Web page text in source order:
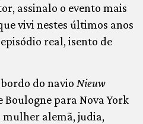
assinalo o evento mais
vivi nestes últimos anos
real, isento de
do navio Nieuw
Boulogne para Nova York
mulher alemã, judia,